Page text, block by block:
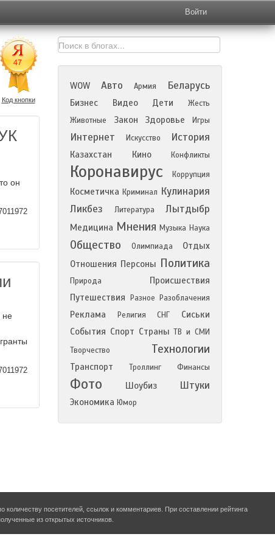
Войти
Код кнопки
он
не
WOW Авто Армия Беларусь
Бизнес Видео Дети
Жесть
Животные
Закон Здоровье Игры
Интернет Искусство История
Казахстан Кино Конфликты
Коронавирус Коррупция
Косметичка Криминал Кулинария
Ликбез
Литература Лытдыбр
Медицина Мнения Музыка Наука
Общество Олимпиада
Отдых
Отношения Персоны Политика
Природа
Происшествия
Путешествия
Разное Разоблачения
Реклама Религия СНГ
Сиськи
События Спорт Страны ТВ и СМИ
Творчество
Технологии
Транспорт Троллинг Финансы
Фото Шоубиз Штуки
Экономика Юмор
количеству посетителей, ссылок и комментариев. При составлении рейтинга
из открытых источников.